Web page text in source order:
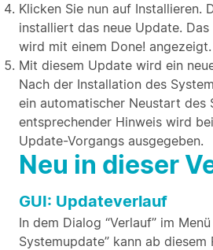
Klicken Sie nun auf Installieren.
installiert das neue Update.
wird mit einem Done! angezeigt.
Mit diesem Update wird ein
Nach der Installation des
ein automatischer Neustart des
entsprechender Hinweis wird
Update-Vorgangs ausgegeben.
Neu in dieser
GUI: Updateverlauf
In dem Dialog “Verlauf” im
Systemupdate” kann ab diesem